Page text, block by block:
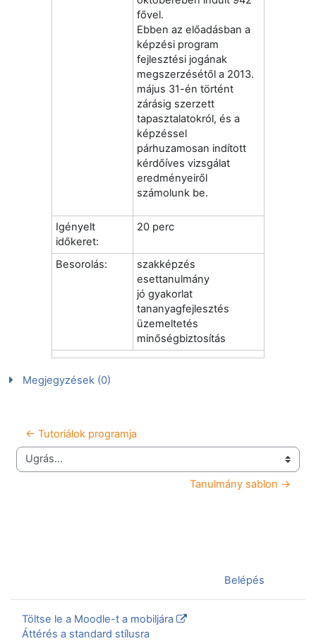
fővel.
Ebben az előadásban a
képzési program
fejlesztési jogának
megszerzésétől a 2013.
május 31-én történt
zárásig szerzett
tapasztalatokról, és a
képzéssel
párhuzamosan indított
kérdőíves vizsgálat
eredményeiről
számolunk be.
Igényelt
időkeret:
20 perc
Besorolás:
szakképzés
esettanulmány
jó gyakorlat
tananyagfejlesztés
üzemeltetés
minőségbiztosítás
Megjegyzések (0)
← Tutoriálok programja
Ugrás...
Tanulmány sablon →
Belépés
Töltse le a Moodle-t a mobiljára
Áttérés a standard stílusra